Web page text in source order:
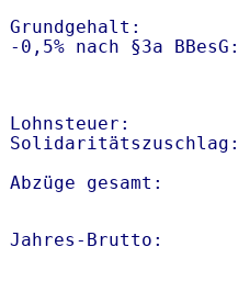
Grundgehalt:
-0,5% nach §3a
Lohnsteuer:
Abzüge gesamt:
Jahres-